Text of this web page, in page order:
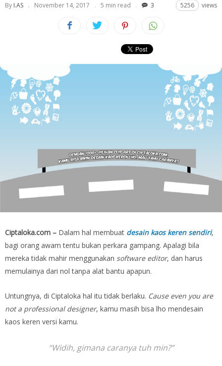
By I.AS November 14, 2017 5 min read 3 5256 views
Ciptaloka.com – Dalam hal membuat desain kaos keren sendiri,
bagi orang awam tentu bukan perkara gampang. Apalagi bila
mereka tidak mahir menggunakan software editor, dan harus
memulainya dari nol tanpa alat bantu apapun.
Untungnya, di Ciptaloka hal itu tidak berlaku. Cause even you are
not a professional designer, kamu masih bisa lho mendesain
kaos keren versi kamu.
“Widih, gimana caranya tuh min?”